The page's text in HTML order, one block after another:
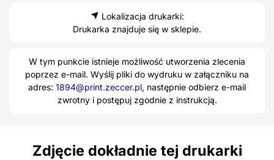
Lokalizacja drukarki:
Drukarka znajduje się w sklepie.
W tym punkcie istnieje możliwość utworzenia zlecenia
poprzez e-mail. Wyślij pliki do wydruku w załączniku na
adres: 1894@print.zeccer.pl, następnie odbierz e-mail
zwrotny i postępuj zgodnie z instrukcją.
Zdjęcie dokładnie tej drukarki